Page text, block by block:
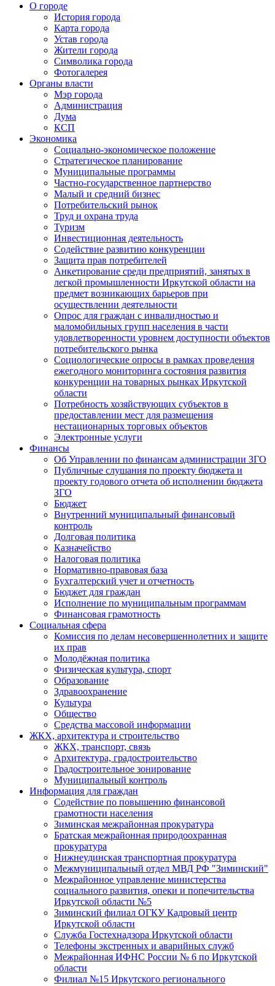
О городе
История города
Карта города
Устав города
Жители города
Символика города
Фотогалерея
Органы власти
Мэр города
Администрация
Дума
КСП
Экономика
Социально-экономическое положение
Стратегическое планирование
Муниципальные программы
Частно-государственное партнерство
Малый и средний бизнес
Потребительский рынок
Труд и охрана труда
Туризм
Инвестиционная деятельность
Содействие развитию конкуренции
Защита прав потребителей
Анкетирование среди предприятий, занятых в
легкой промышленности Иркутской области на
предмет возникающих барьеров при
осуществлении деятельности
Опрос для граждан с инвалидностью и
маломобильных групп населения в части
удовлетворенности уровнем доступности объектов
потребительского рынка
Социологические опросы в рамках проведения
ежегодного мониторинга состояния развития
конкуренции на товарных рынках Иркутской
области
Потребность хозяйствующих субъектов в
предоставлении мест для размещения
нестационарных торговых объектов
Электронные услуги
Финансы
Об Управлении по финансам администрации ЗГО
Публичные слушания по проекту бюджета и
проекту годового отчета об исполнении бюджета
ЗГО
Бюджет
Внутренний муниципальный финансовый
контроль
Долговая политика
Казначейство
Налоговая политика
Нормативно-правовая база
Бухгалтерский учет и отчетность
Бюджет для граждан
Исполнение по муниципальным программам
Финансовая грамотность
Социальная сфера
Комиссия по делам несовершеннолетних и защите
их прав
Молодёжная политика
Физическая культура, спорт
Образование
Здравоохранение
Культура
Общество
Средства массовой информации
ЖКХ, архитектура и строительство
ЖКХ, транспорт, связь
Архитектура, градостроительство
Градостроительное зонирование
Муниципальный контроль
Информация для граждан
Содействие по повышению финансовой
грамотности населения
Зиминская межрайонная прокуратура
Братская межрайонная природоохранная
прокуратура
Нижнеудинская транспортная прокуратура
Межмуниципальный отдел МВД РФ "Зиминский"
Межрайонное управление министерства
социального развития, опеки и попечительства
Иркутской области №5
Зиминский филиал ОГКУ Кадровый центр
Иркутской области
Служба Гостехнадзора Иркутской области
Телефоны экстренных и аварийных служб
Межрайонная ИФНС России № 6 по Иркутской
области
Филиал №15 Иркутского регионального